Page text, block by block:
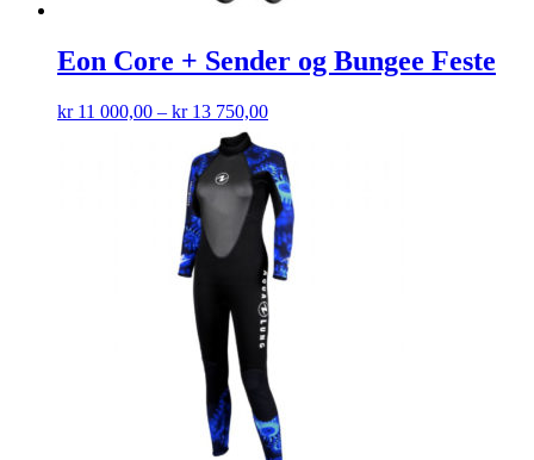
Eon Core + Sender og Bungee Feste
kr11 000,00 – kr13 750,00